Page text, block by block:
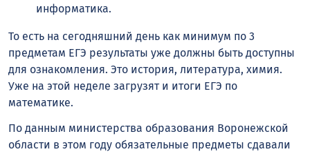
информатика.
То есть на сегодняшний день как минимум по 3
предметам ЕГЭ результаты уже должны быть доступны
для ознакомления. Это история, литература, химия.
Уже на этой неделе загрузят и итоги ЕГЭ по
математике.
По данным министерства образования Воронежской
области в этом году обязательные предметы сдавали